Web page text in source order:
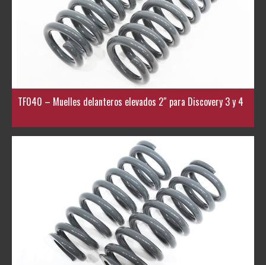
TF040 – Muelles delanteros elevados 2″ para Discovery 3 y 4